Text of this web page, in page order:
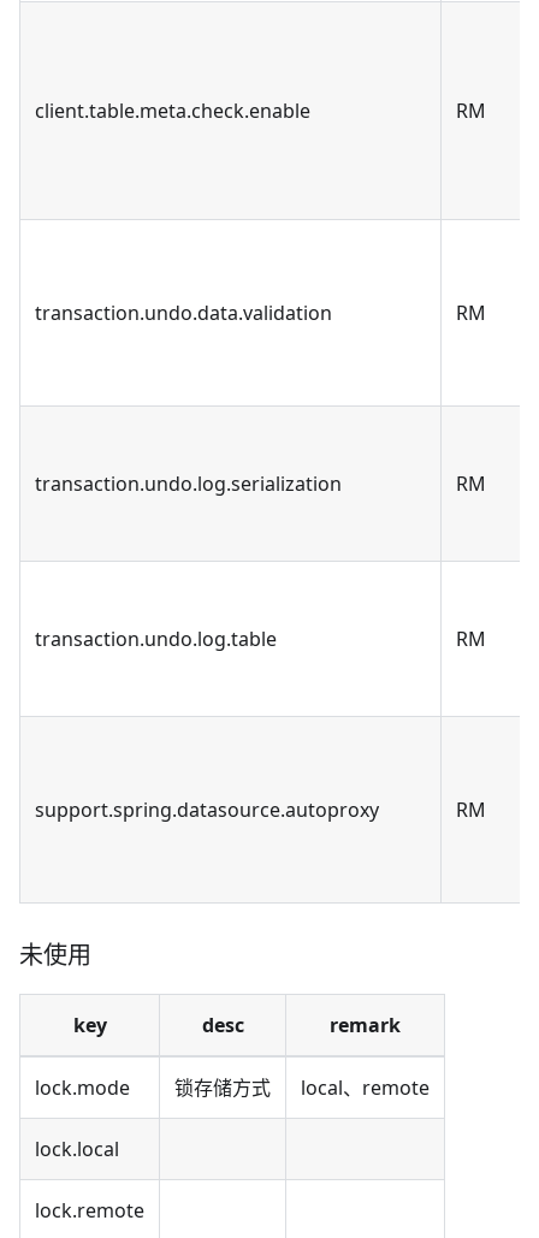
client.table.meta.check.enable RM
transaction.undo.data.validation RM
transaction.undo.log.serialization RM
transaction.undo.log.table RM
support.spring.datasource.autoproxy RM
未使用
key desc remark
lock.mode 锁存储方式 local、remote
lock.local
lock.remote